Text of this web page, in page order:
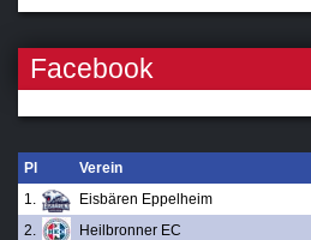
Facebook
Pl Verein
1.
Eisbären Eppelheim
2.
Heilbronner EC